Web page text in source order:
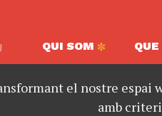
QUI SOM
el nostre espai
amb